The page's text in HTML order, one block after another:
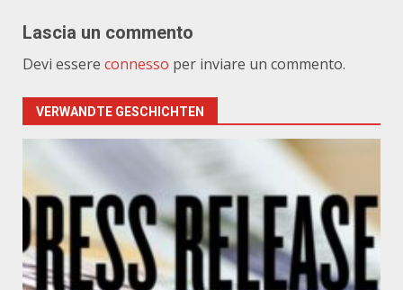
Lascia un commento
Devi essere connesso per inviare un commento.
VERWANDTE GESCHICHTEN